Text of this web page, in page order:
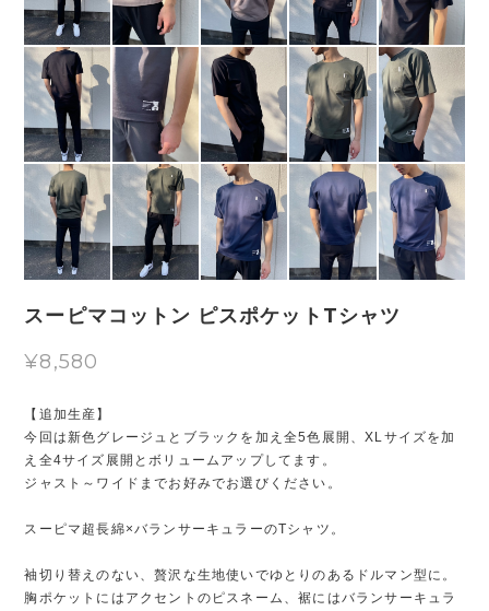
スーピマコットン ピスポケットTシャツ
¥8,580
【追加生産】
今回は新色グレージュとブラックを加え全5色展開、XLサイズを加
え全4サイズ展開とボリュームアップしてます。
ジャスト～ワイドまでお好みでお選びください。
スーピマ超長綿×バランサーキュラーのTシャツ。
袖切り替えのない、贅沢な生地使いでゆとりのあるドルマン型に。
胸ポケットにはアクセントのピスネーム、裾にはバランサーキュラ